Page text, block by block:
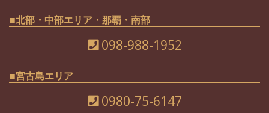
■北部・中部エリア・那覇・南部
098-988-1952
■宮古島エリア
0980-75-6147